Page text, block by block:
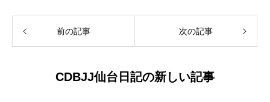
前の記事 次の記事
CDBJJ仙台日記の新しい記事